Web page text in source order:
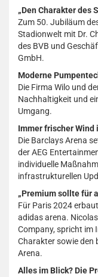
„Den Charakter des
Zum 50. Jubiläum
Stadionwelt mit Dr.
des BVB und
GmbH.
Moderne
Die Firma Wilo und
Nachhaltigkeit und
Umgang.
Immer frischer Wind
Die Barclays Arena
der AEG
individuelle
infrastrukturellen
„Premium sollte für
Für Paris 2024
adidas arena.
Company, spricht im
Charakter sowie den
Arena.
Alles im Blick? Die